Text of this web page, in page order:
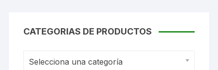
CATEGORIAS DE PRODUCTOS
Selecciona una categoría